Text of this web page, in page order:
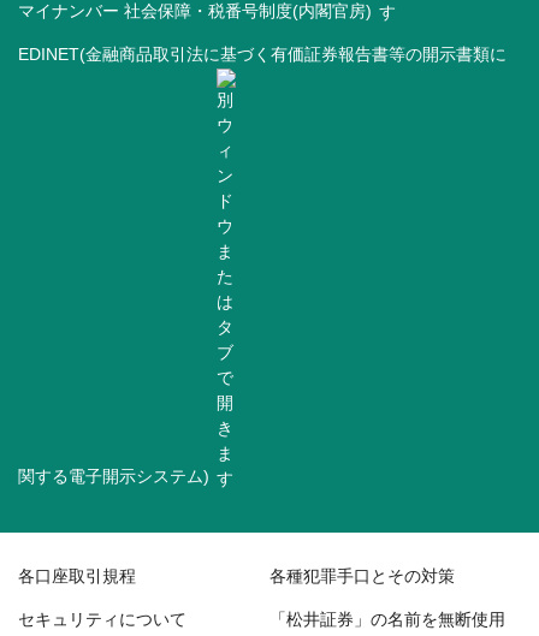
マイナンバー 社会保障・税番号制度(内閣官房)
EDINET(金融商品取引法に基づく有価証券報告書等の開示書類に
関する電子開示システム)
各口座取引規程 各種犯罪手口とその対策
セキュリティについて 「松井証券」の名前を無断使用